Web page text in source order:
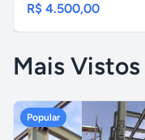
R$ 4.500,00
Mais
Popular